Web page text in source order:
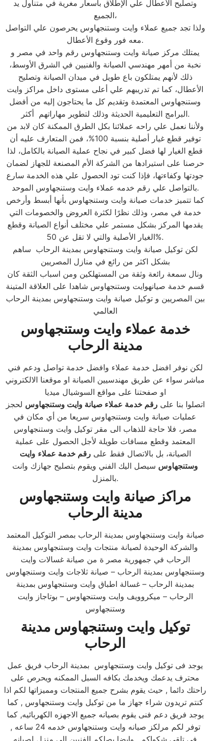
وتصليح الأعطال علي الإطلاق بأسعار مغرية في متناول يد
الجميع،
ولذا تجد جميع عملاء وايت وستنجهاوس يحرصون علي التواصل
معه فور وقوع الأعطال.
يمتلك مركز صيانة وايت وستنجهاوس رقم واحد في مصر و
نخبة من أمهر مهندسي الصيانة والفنيين في الشرق الأوسط،
ذلك لأنهم يمتلكون باع طويل في ميدان الصيانة وتصليح
الأعطال، كما تم تدريبهم علي أعلى مستوى داخل مراكز وايت
وستنجهاوس المعتمدة وتقديم كل ما يحتاجون إليه من أفضل
البرامج التعليمية الحديثة وذلك لتطوير مهاراتهم أكثر.
ولأننا نعمل علي راحه عملائنا بكل الطرق الممكنة كان لابد من
توفير قطع غيار أصلية بنسبة 100%، فمن المتعارف عليه أن
قطع الغيار لها فضل كبير في نجاح عملية الصيانة بالكامل، لذا
حرصنا على استيرادها من الشركة الأم المصنعة للجهاز لضمان
جودتها وكفاءتها، فإذا كنت تود الحصول علي هذه الخدمة سارع
بالتواصل علي رقم خدمه عملاء وايت وستنجهاوس الموحد.
كما تتميز خدمات صيانة وايت وستنجهاوس بأنها أبسط وأرخص
خدمة في مصر، وذلك نظرًا لكثرة العروض والخصومات التي
يقدمها المركز بشكل مستمر علي مختلف أنواع الصيانة وقطع
الغيار الأصلية والتي لا تقل عن 50%.
لكن توكيل صيانة وايت وستنجهاوس بمدينة الرحاب ساهم
بشكل اكثر من رائع في منازل المصريين
ونال سمعة رائعة وثقة من المستهلكين ومن اسباب الثقة كان
قسم خدمة صيانهوايت وستنجهاوس شاهدا على العلاقة المتينة
بين المصريين و توكيل صيانة وايت وستنجهاوس بمدينة الرحاب
العالمي
خدمة عملاء وايت وستنجهاوس
مدينة الرحاب
لكن نوفر افضل خدمة عملاء وافضل خدمة تواصل ودعم فني
مباشر سواء عن طريق مهندسيين الصيانة او موقعنا الالكتروني
او صفحتنا على مواقع السوشيال ميديا
اتصلوا بنا علىرقم خدمة عملاء صيانة وايت وستنجهاوس لحجز
عمليات صيانة وايت وستنجهاوس سريعا من أي مكان في
مصر، فلا حاجة للذهاب الى مقر توكيل وايت وستنجهاوس
المعتمد وقطع مسافات طويلة لأجل الحصول على عملية
الصيانة، بل بالاتصال فقط علىرقم خدمة عملاء وايت
وستنجهاوس سيصل اليك الفني ويقوم بتصليح جهازك وانت
بالمنزل.
مراكز صيانة وايت وستنجهاوس
مدينة الرحاب
صيانة وايت وستنجهاوس بمدينة الرحاب بمصر التوكيل المعتمد
والشركة الوحيدة لصيانة منتجات وايت وستنجهاوس بمدينة
الرحاب في جمهورية مصر ة من صيانة غسالات وايت
وستنجهاوس بمدينة الرحاب – صيانة ثلاجات وايت وستنجهاوس
بمدينة الرحاب – غسالة اطباق وايت وستنجهاوس بمدينة
الرحاب – ميكروويف وايت وستنجهاوس – بوتاجاز وايت
وستنجهاوس
توكيل وايت وستنجهاوس مدينة
الرحاب
يوجد فى توكيل وايت وستنجهاوس بمدينة الرحاب فريق عمل
محترف يدعمك ويخدمك بكافه السبل الممكنه ويحرص على
راحتك دائما , حيث يقوم بشرح جميع المنتجات ومميزاتها لكم اذا
كنتم تريدون شراء جهاز ما من توكيل وايت وستنجهاوس , كما
يوجد فريق دعم فنى يقوم بصيانه جميع الاجهزه الكهربائيه, كما
توفر لكم مرلكز صيانه وايت وستنجهاوس خدمه 24 ساعه ,
فى تلقى شكواكم , وايضا يصلكم الفنيين الى منزل لصيانه